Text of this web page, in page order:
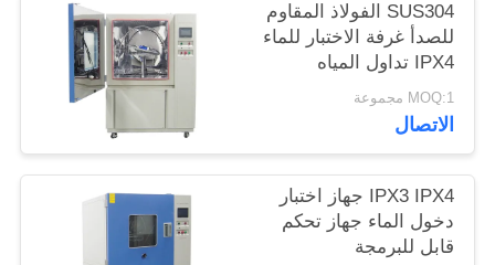
PRIVACY
POLICY
SUS304 الفولاذ المقاوم
للصدأ غرفة الاختبار للماء
IPX4 تداول المياه
MOQ:1 مجموعة
الاتصال
IPX3 IPX4 جهاز اختبار
دخول الماء جهاز تحكم
قابل للبرمجة